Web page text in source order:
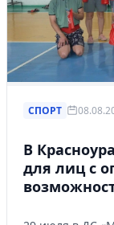
СПОРТ
В
для лиц с